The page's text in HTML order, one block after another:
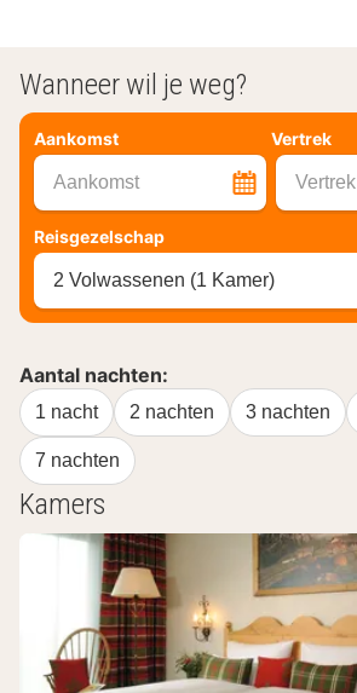
Wanneer wil je weg?
Aankomst Vertrek
Aankomst Vertrek
Reisgezelschap
2 Volwassenen (1 Kamer)
Aantal nachten:
1 nacht 2 nachten 3 nachten
7 nachten
Kamers